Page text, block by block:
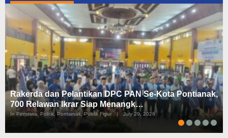
Rakerda dan Pelantikan DPC PAN Se-Kota Pontianak,
700 Relawan Ikrar Siap Menangk…
In Peristiwa, Politik, Pontianak, Publik Figur July 29, 2026